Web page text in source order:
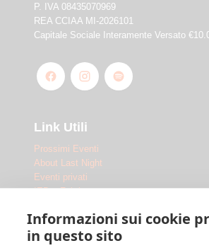
Informazioni sui cookie
in questo sito
P. IVA 08435070969
REA CCIAA MI-2026101
Capitale Sociale Interamente Versato
Link Utili
Prossimi Eventi
About Last Night
Eventi privati
IED x Fabrique
Le Location